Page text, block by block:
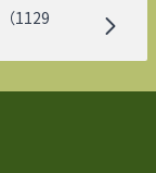
（1129